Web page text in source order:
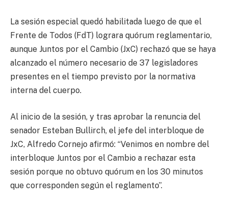
La sesión especial quedó habilitada luego de que el
Frente de Todos (FdT) lograra quórum reglamentario,
aunque Juntos por el Cambio (JxC) rechazó que se haya
alcanzado el número necesario de 37 legisladores
presentes en el tiempo previsto por la normativa
interna del cuerpo.
Al inicio de la sesión, y tras aprobar la renuncia del
senador Esteban Bullirch, el jefe del interbloque de
JxC, Alfredo Cornejo afirmó: “Venimos en nombre del
interbloque Juntos por el Cambio a rechazar esta
sesión porque no obtuvo quórum en los 30 minutos
que corresponden según el reglamento”.